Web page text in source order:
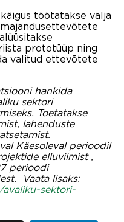
töötatakse välja
prototüüp ning
valitud ettevõtete
hankida
sektori
Toetatakse
lahenduste
Käesoleval perioodil
elluviimist ,
perioodi
Vaata lisaks:
sektori-